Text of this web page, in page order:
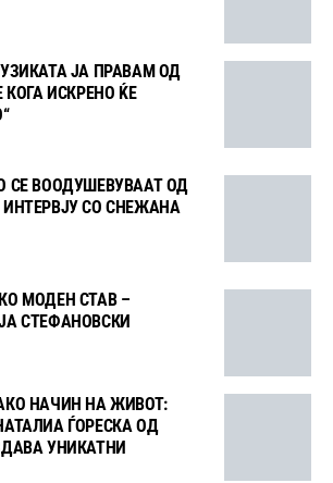
ЈА ПРАВАМ ОД
ИСКРЕНО ЌЕ
СЕ ВООДУШЕВУВААТ ОД
СО СНЕЖАНА
МОДЕН СТАВ –
СТЕФАНОВСКИ
НАЧИН НА ЖИВОТ:
ЃОРЕСКА ОД
УНИКАТНИ